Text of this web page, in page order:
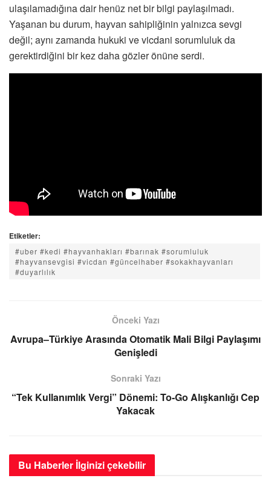
ulaşılamadığına dair henüz net bir bilgi paylaşılmadı.
Yaşanan bu durum, hayvan sahipliğinin yalnızca sevgi
değil; aynı zamanda hukuki ve vicdani sorumluluk da
gerektirdiğini bir kez daha gözler önüne serdi.
Etiketler:
#uber #kedi #hayvanhakları #barınak #sorumluluk
#hayvansevgisi #vicdan #güncelhaber #sokakhayvanları
#duyarlılık
Önceki Yazı
Avrupa–Türkiye Arasında Otomatik Mali Bilgi Paylaşımı
Genişledi
Sonraki Yazı
“Tek Kullanımlık Vergi” Dönemi: To-Go Alışkanlığı Cep
Yakacak
Bu Haberler İlginizi çekebilir